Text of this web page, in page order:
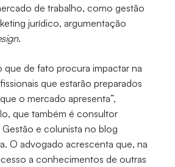
de trabalho, como gestão
jurídico, argumentação
.
que de fato procura impactar na
que estarão preparados
o mercado apresenta”,
que também é consultor
e colunista no blog
O advogado acrescenta que, na
a conhecimentos de outras